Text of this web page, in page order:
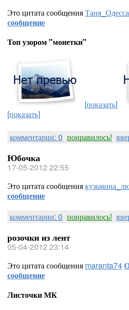
Это цитата сообщенияТаня_Одесса
сообщение
Топ узором "монетки"
[показать]
[показать]
комментарии: 0 понравилось!
Юбочка
17-05-2012 22:55
Это цитата сообщения
сообщение
комментарии: 0 понравилось!
розочки из лент
05-04-2012 23:14
Это цитата сообщения maranta74
сообщение
Листочки МК